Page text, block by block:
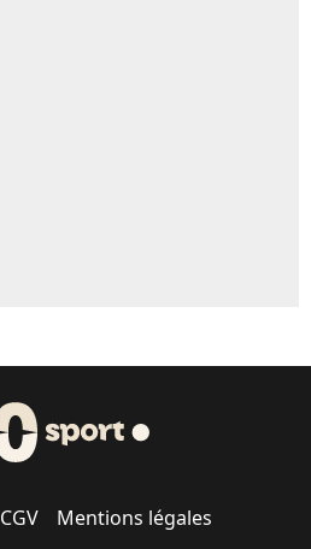
CGV Mentions légales